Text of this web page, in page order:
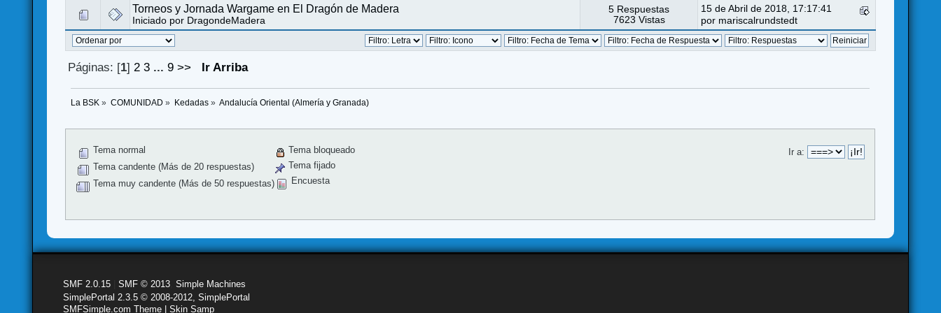
Torneos y Jornada Wargame en El Dragón de Madera
Iniciado por DragondeMadera
5 Respuestas
7623 Vistas
15 de Abril de 2018, 17:17:41
por mariscalrundstedt
Páginas: [1] 2 3 ... 9 >> Ir Arriba
La BSK » COMUNIDAD » Kedadas» Andalucía Oriental (Almería y Granada)
Ir a:
Tema normal
Tema candente (Más de 20 respuestas)
Tema muy candente (Más de 50 respuestas)
Tema bloqueado
Tema fijado
Encuesta
SMF 2.0.15 |SMF © 2013 ,Simple Machines
SimplePortal 2.3.5 © 2008-2012, SimplePortal
SMFSimple.com Theme | Skin Samp